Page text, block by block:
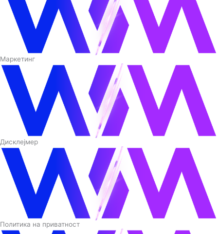
Маркетинг
Дисклејмер
Политика на приватност